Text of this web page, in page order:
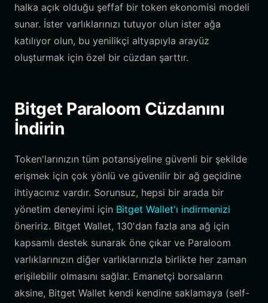
halka açık olduğu şeffaf bir token ekonomisi modeli
sunar. İster varlıklarınızı tutuyor olun ister ağa
katılıyor olun, bu yenilikçi altyapıyla arayüz
oluşturmak için özel bir cüzdan şarttır.
Bitget Paraloom Cüzdanını
İndirin
Token'larınızın tüm potansiyeline güvenli bir şekilde
erişmek için çok yönlü ve güvenilir bir ağ geçidine
ihtiyacınız vardır. Sorunsuz, hepsi bir arada bir
yönetim deneyimi için Bitget Wallet'ı indirmenizi
öneririz. Bitget Wallet, 130'dan fazla ana ağ için
kapsamlı destek sunarak öne çıkar ve Paraloom
varlıklarınızın diğer varlıklarınızla birlikte her zaman
erişilebilir olmasını sağlar. Emanetçi borsaların
aksine, Bitget Wallet kendi kendine saklamaya (self-